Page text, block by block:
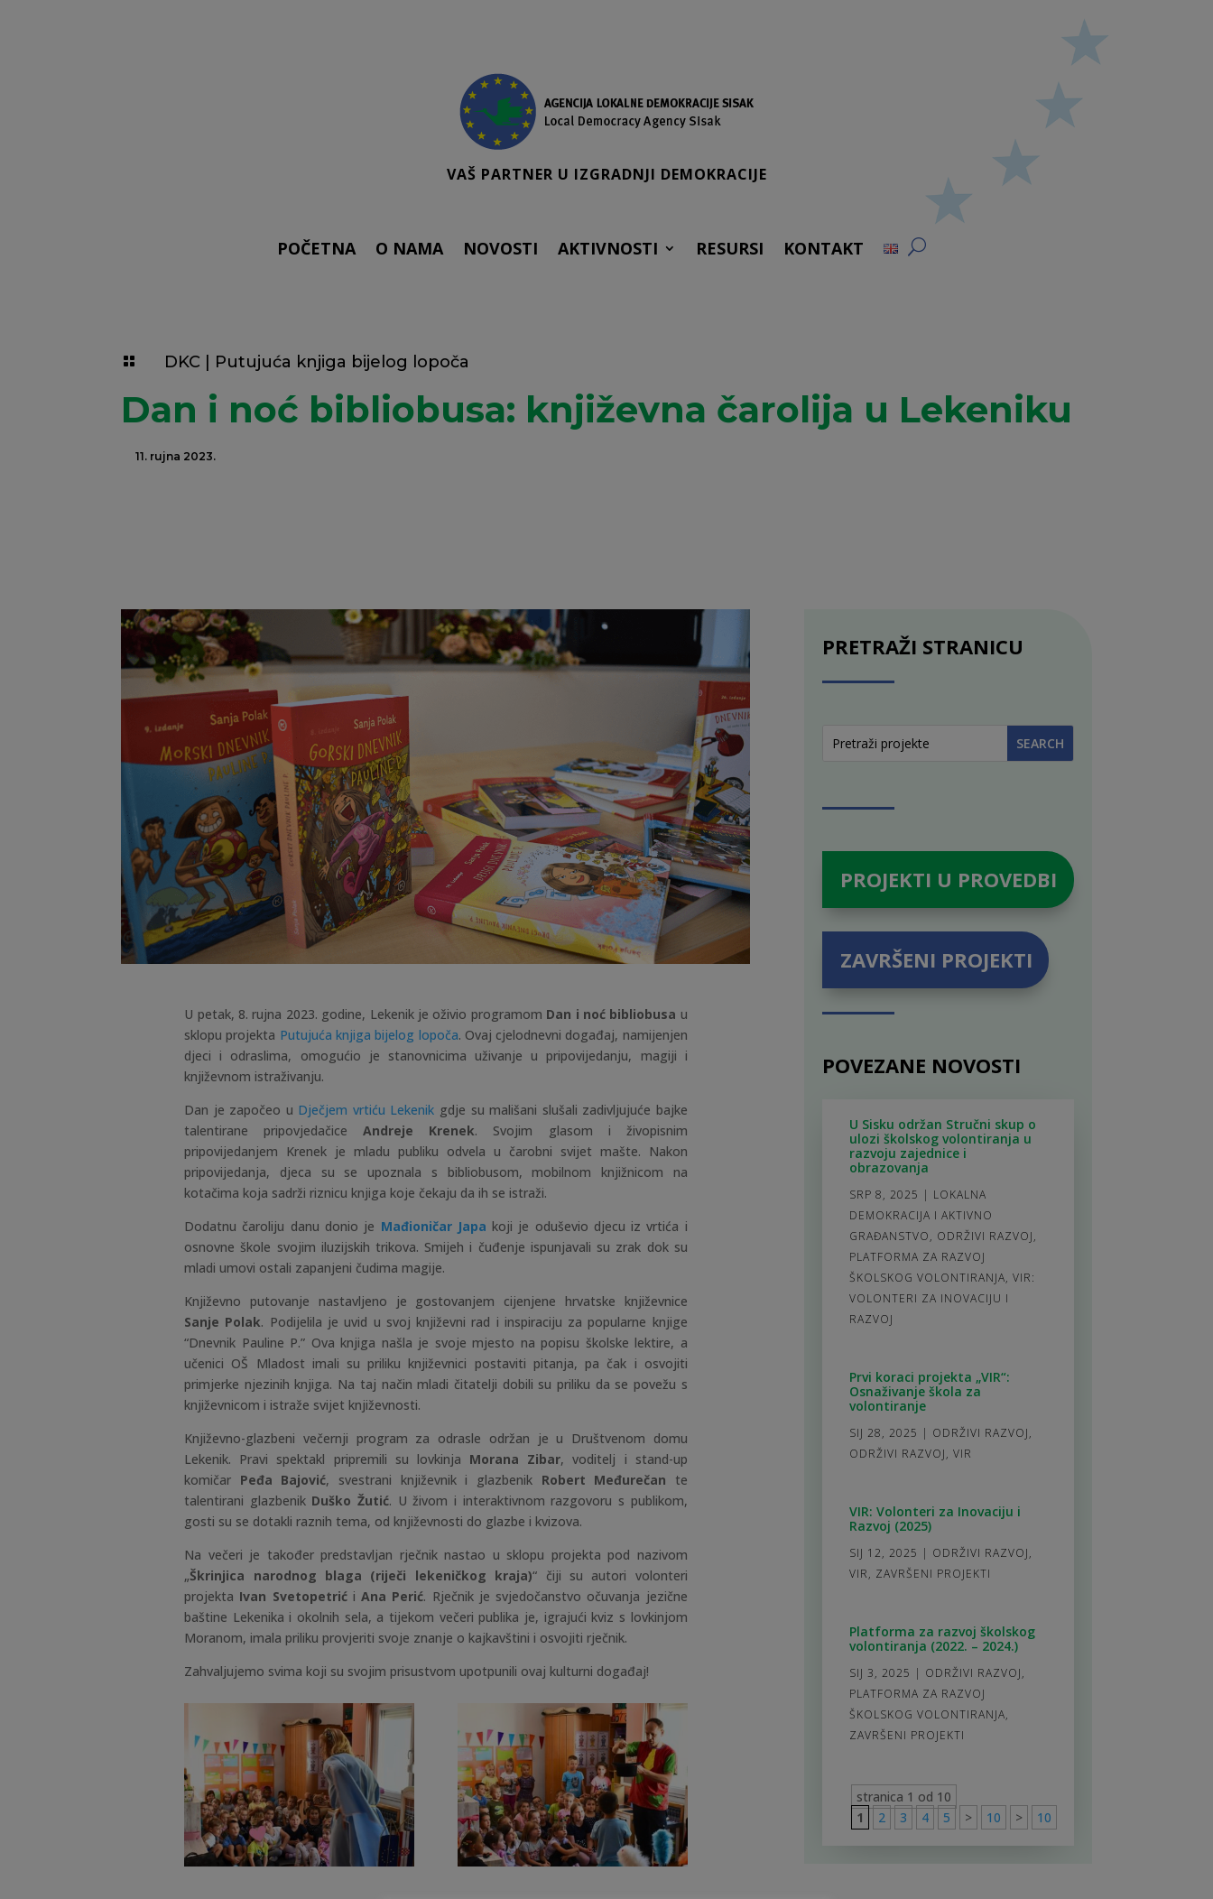
VAŠ PARTNER U IZGRADNJI DEMOKRACIJE
POČETNA O NAMA NOVOSTI AKTIVNOSTI RESURSI KONTAKT
 DKC Putujuća knjiga bijelog lopoča
Dan i noć bibliobusa: književna čarolija u Lekeniku
11. rujna 2023.
U petak, 8. rujna 2023. godine, Lekenik je oživio programom Dan i noć bibliobusa u
sklopu projekta Putujuća knjiga bijelog lopoča. Ovaj cjelodnevni događaj, namijenjen
djeci i odraslima, omogućio je stanovnicima uživanje u pripovijedanju, magiji i
književnom istraživanju.
Dan je započeo u Dječjem vrtiću Lekenik gdje su mališani slušali zadivljujuće bajke
talentirane pripovjedačiceAndreje Krenek. Svojim glasom i živopisnim
pripovijedanjem Krenek je mladu publiku odvela u čarobni svijet mašte. Nakon
pripovijedanja, djeca su se upoznala s bibliobusom, mobilnom knjižnicom na
kotačima koja sadrži riznicu knjiga koje čekaju da ih se istraži.
Dodatnu čaroliju danu donio je Mađioničar Japa koji je oduševio djecu iz vrtića i
osnovne škole svojim iluzijskih trikova. Smijeh i čuđenje ispunjavali su zrak dok su
mladi umovi ostali zapanjeni čudima magije.
Književno putovanje nastavljeno je gostovanjem cijenjene hrvatske književnice
Sanje Polak. Podijelila je uvid u svoj književni rad i inspiraciju za popularne knjige
“Dnevnik Pauline P.” Ova knjiga našla je svoje mjesto na popisu školske lektire, a
učenici OŠ Mladost imali su priliku književnici postaviti pitanja, pa čak i osvojiti
primjerke njezinih knjiga. Na taj način mladi čitatelji dobili su priliku da se povežu s
književnicom i istraže svijet književnosti.
Književno-glazbeni večernji program za odrasle održan je u Društvenom domu
Lekenik. Pravi spektakl pripremili su lovkinja Morana Zibar, voditelj i stand-up
komičar Peđa Bajović, svestrani književnik i glazbenik Robert Međurečan te
talentirani glazbenik Duško Žutić. U živom i interaktivnom razgovoru s publikom,
gosti su se dotakli raznih tema, od književnosti do glazbe i kvizova.
Na večeri je također predstavljan rječnik nastao u sklopu projekta pod nazivom
„Škrinjica narodnog blaga (riječi lekeničkog kraja)“ čiji su autori volonteri
projekta Ivan SvetopetrićiAna Perić. Rječnik je svjedočanstvo očuvanja jezične
baštine Lekenika i okolnih sela, a tijekom večeri publika je, igrajući kviz s lovkinjom
Moranom, imala priliku provjeriti svoje znanje o kajkavštini i osvojiti rječnik.
Zahvaljujemo svima koji su svojim prisustvom upotpunili ovaj kulturni događaj!
PRETRAŽI STRANICU
PROJEKTI U PROVEDBI
ZAVRŠENI PROJEKTI
POVEZANE NOVOSTI
U Sisku održan Stručni skup o
ulozi školskog volontiranja u
razvoju zajednice i
obrazovanja
SRP 8, 2025 | LOKALNA
DEMOKRACIJA I AKTIVNO
GRAĐANSTVO, ODRŽIVI RAZVOJ,
PLATFORMA ZA RAZVOJ
ŠKOLSKOG VOLONTIRANJA, VIR:
VOLONTERI ZA INOVACIJU I
RAZVOJ
Prvi koraci projekta „VIR“:
Osnaživanje škola za
volontiranje
SIJ 28, 2025 | ODRŽIVI RAZVOJ,
ODRŽIVI RAZVOJ, VIR
VIR: Volonteri za Inovaciju i
Razvoj (2025)
SIJ 12, 2025 | ODRŽIVI RAZVOJ,
VIR, ZAVRŠENI PROJEKTI
Platforma za razvoj školskog
volontiranja (2022. – 2024.)
SIJ 3, 2025 | ODRŽIVI RAZVOJ,
PLATFORMA ZA RAZVOJ
ŠKOLSKOG VOLONTIRANJA,
ZAVRŠENI PROJEKTI
stranica 1 od 10
1
2 3 4 5 > 10 > 10